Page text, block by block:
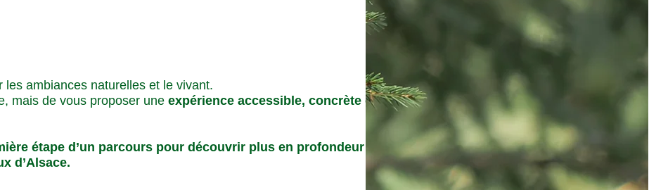
les ambiances naturelles et le vivant.
mais de vous proposer une expérience accessible, concrète et
étape d’un parcours pour découvrir plus en profondeur les
d’Alsace.